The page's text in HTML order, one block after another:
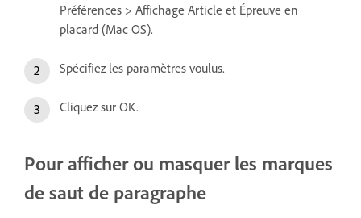
Préférences > Affichage Article et Épreuve en
placard (Mac OS).
Spécifiez les paramètres voulus.
Cliquez sur OK.
Pour afficher ou masquer les marques
de saut de paragraphe